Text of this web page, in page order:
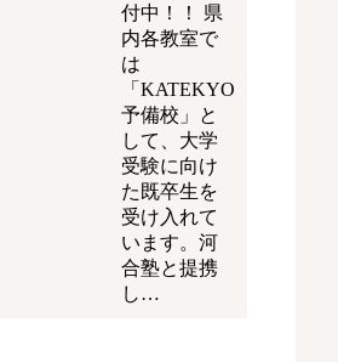
付中！！ 県
内各教室で
は
「KATEKYO
予備校」と
して、大学
受験に向け
た既卒生を
受け入れて
います。河
合塾と提携
し…